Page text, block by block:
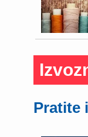
Pratite